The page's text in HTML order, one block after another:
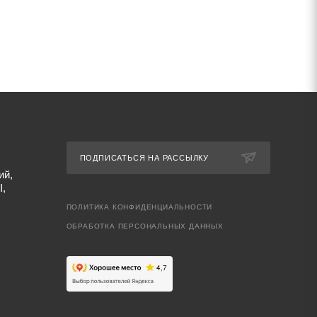
ПОДПИСАТЬСЯ НА РАССЫЛКУ
ПОЛИТИКА КОНФИДЕНЦИАЛЬНОСТИ
ОБРАБОТКА ПЕРСОНАЛЬНЫХ ДАННЫХ